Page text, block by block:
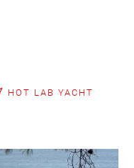
HOT LAB YACHT